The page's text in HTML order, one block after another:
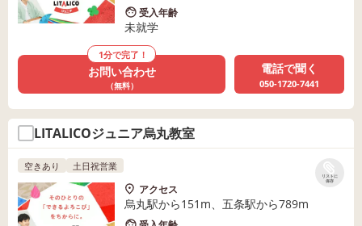
受入年齢
未就学
1分で完了！
お問い合わせ
（無料）
電話で聞く
050-1720-7441
LITALICOジュニア烏丸教室
リストに
保存
空きあり 土日祝営業
アクセス
烏丸駅から151m、五条駅から789m